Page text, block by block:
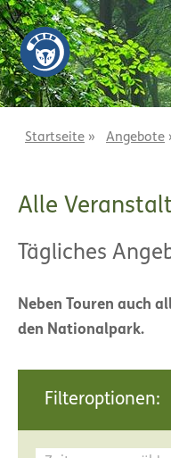
Z
u
m
I
n
Z
u
m
H
a
Startseite » Angebote
Alle
Tägliches
Neben Touren auch
den Nationalpark.
Filteroptionen: